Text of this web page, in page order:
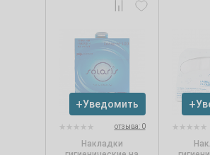
Уведомить
отзыва: 0
Накладки